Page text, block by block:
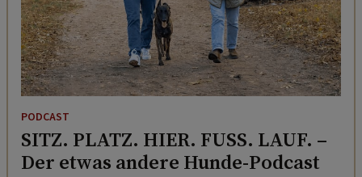
PODCAST
SITZ. PLATZ. HIER. FUSS. LAUF. –
Der etwas andere Hunde-Podcast